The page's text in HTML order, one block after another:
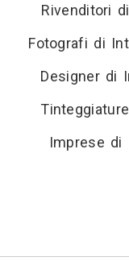
Rivenditori
Fotografi di
Designer di
Tinteggiature
Imprese di